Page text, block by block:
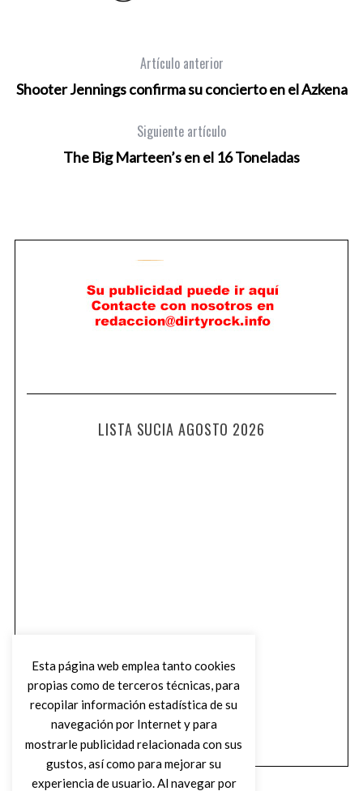
Artículo anterior
Shooter Jennings confirma su concierto en el Azkena
Siguiente artículo
The Big Marteen’s en el 16 Toneladas
LISTA SUCIA AGOSTO 2026
Esta página web emplea tanto cookies
propias como de terceros técnicas, para
recopilar información estadística de su
navegación por Internet y para
mostrarle publicidad relacionada con sus
gustos, así como para mejorar su
experiencia de usuario. Al navegar por